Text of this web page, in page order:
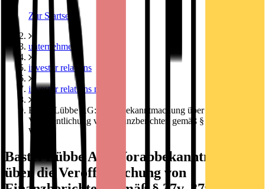
Zur Startseite
unternehmen
investor relations
investor relations news
Bastei Lübbe AG: Vorabbekanntmachung über die
Veröffentlichung von Finanzberichten gemäß § 37v, 37w, 37y
WpHG
Bastei Lübbe AG: Vorabbekanntmachung
über die Veröffentlichung von